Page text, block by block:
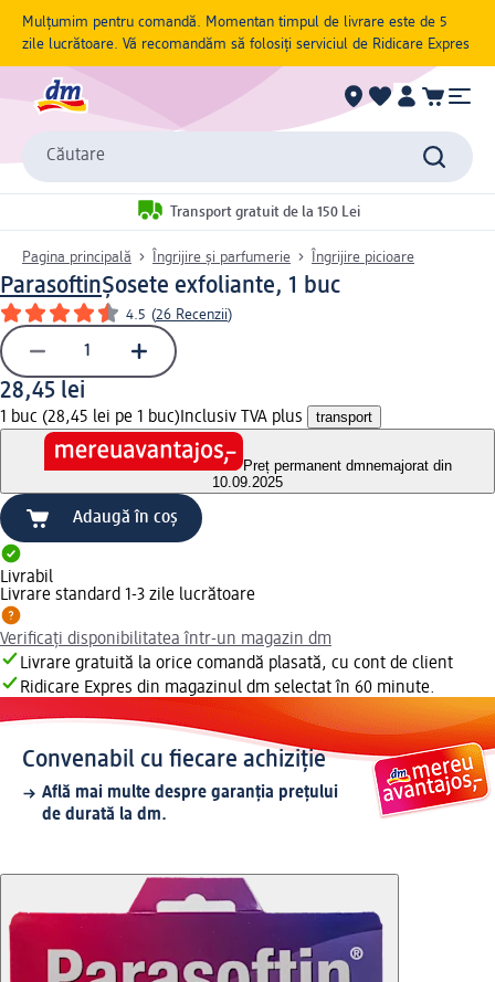
Mulțumim pentru comandă. Momentan timpul de livrare este de 5
zile lucrătoare. Vă recomandăm să folosiți serviciul de Ridicare Expres
Căutare
Transport gratuit de la 150 Lei
Pagina principală Îngrijire și parfumerie Îngrijire picioare
ParasoftinȘosete exfoliante, 1 buc
4.5 (26 Recenzii)
28,45 lei
1 buc (28,45 lei pe 1 buc) Inclusiv TVA plus transport
Preț permanent dmnemajorat din
10.09.2025
Adaugă în coș
Livrabil
Livrare standard 1-3 zile lucrătoare
Verificați disponibilitatea într-un magazin dm
Livrare gratuită la orice comandă plasată, cu cont de client
Ridicare Expres din magazinul dm selectat în 60 minute.
Convenabil cu fiecare achiziție
Află mai multe despre garanția prețului
de durată la dm.